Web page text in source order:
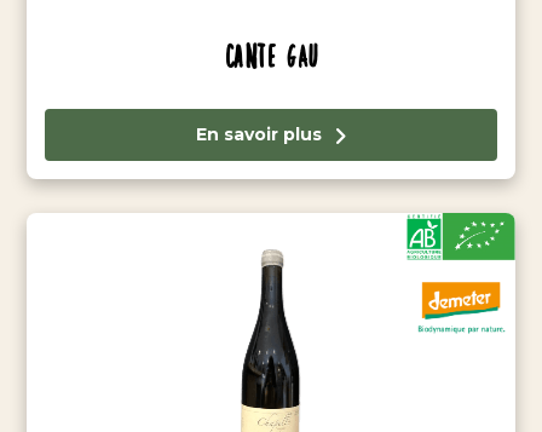
Cante Gau
En savoir plus